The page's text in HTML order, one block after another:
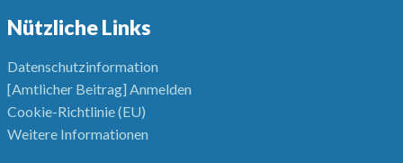
Nützliche Links
Datenschutzinformation
[Amtlicher Beitrag] Anmelden
Cookie-Richtlinie (EU)
Weitere Informationen